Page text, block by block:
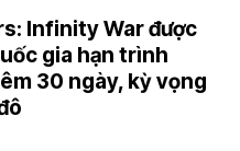
Infinity War được
gia hạn trình
30 ngày, kỳ vọng